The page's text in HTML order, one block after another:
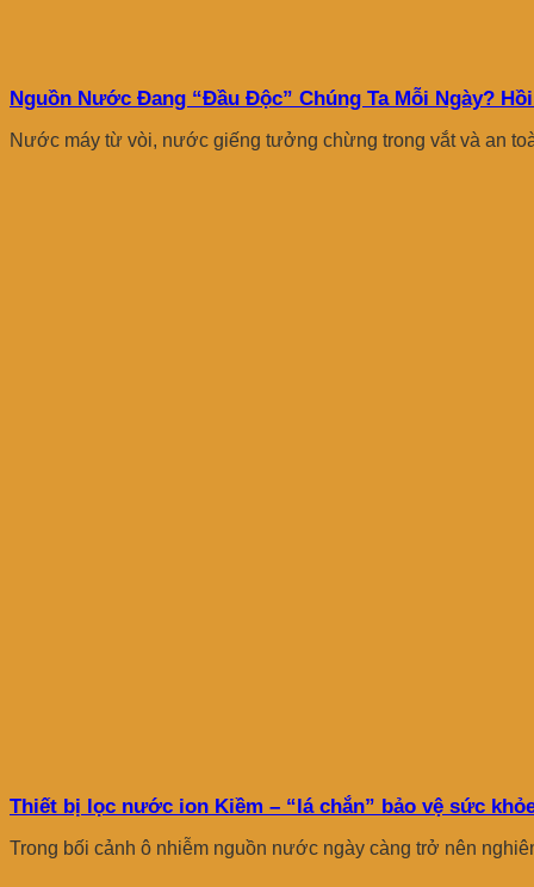
Nguồn Nước Đang “Đầu Độc” Chúng Ta Mỗi Ngày?
Nước máy từ vòi, nước giếng tưởng chừng trong vắt và an
Thiết bị lọc nước ion Kiềm – “lá chắn” bảo vệ sức
Trong bối cảnh ô nhiễm nguồn nước ngày càng trở nên